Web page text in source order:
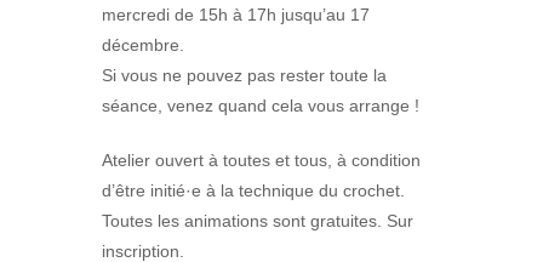
mercredi de 15h à 17h jusqu’au 17
décembre.
Si vous ne pouvez pas rester toute la
séance, venez quand cela vous arrange !
Atelier ouvert à toutes et tous, à condition
d’être initié·e à la technique du crochet.
Toutes les animations sont gratuites. Sur
inscription.